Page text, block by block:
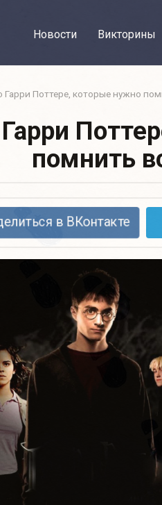
Новости Викторины
Гарри Поттере, которые нужно
помнить
в ВКонтакте